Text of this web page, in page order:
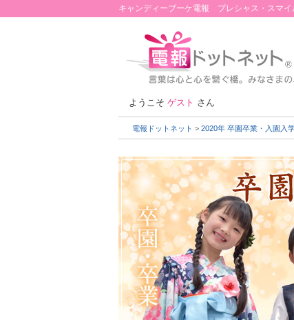
キャンディーブーケ電報 プレシャス・スマイ
ようこそ ゲスト さん
電報ドットネット > 2020年 卒園卒業・入園入